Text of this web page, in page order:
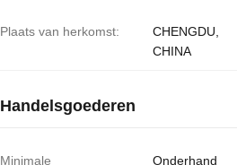
Plaats van herkomst:
CHENGDU,
CHINA
Handelsgoederen
Minimale
Onderhand